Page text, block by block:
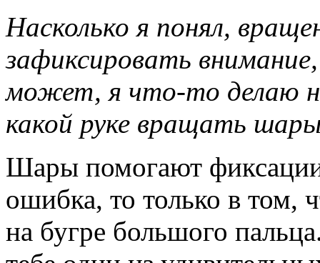
Насколько я понял,
зафиксировать
может, я что-то делаю
какой руке вращать
Шары помогают
ошибка, то только в
на бугре большого